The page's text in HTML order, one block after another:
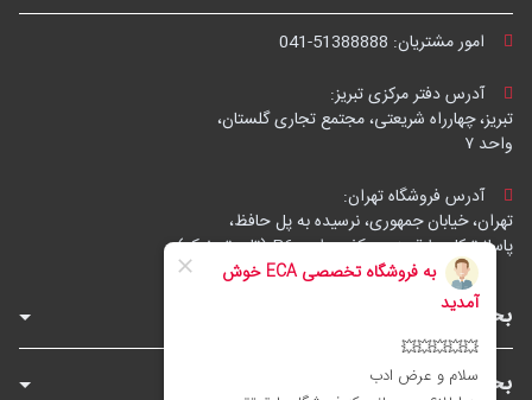
امور مشتریان: 041-51388888
آدرس دفتر مرکزی تبریز:
تبریز، چهارراه شریعتی، مجتمع تجاری گلستان،
واحد ۷
آدرس فروشگاه تهران:
تهران، خیابان جمهوری، نرسیده به پل حافظ،
پاساژ توکل، طبقه زیرهمکف، واحد B6 (تاپ ترونیک)
بخش‌های فروشگاه
بخش‌های سایت